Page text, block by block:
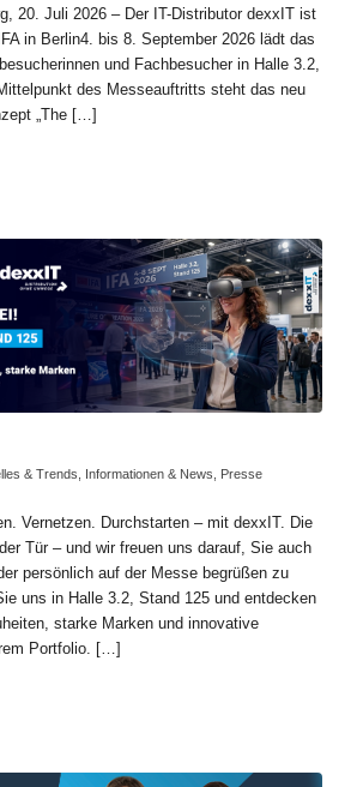
20. Juli 2026 – Der IT-Distributor dexxIT ist
in Berlin4. bis 8. September 2026 lädt das
und Fachbesucher in Halle 3.2,
des Messeauftritts steht das neu
„The […]
& Trends Informationen & News Presse
Vernetzen. Durchstarten – mit dexxIT. Die
Tür – und wir freuen uns darauf, Sie auch
persönlich auf der Messe begrüßen zu
uns in Halle 3.2, Stand 125 und entdecken
starke Marken und innovative
Portfolio. […]